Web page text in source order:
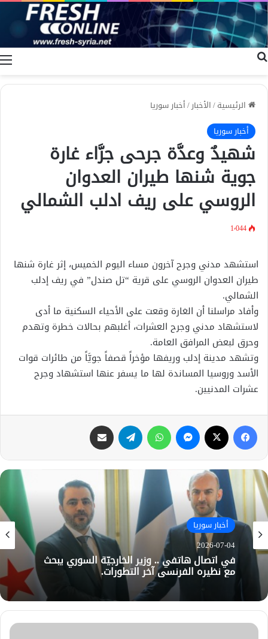
الرئيسية/الأخبار/أخبار سوريا
أخبار سوريا
شهيدٌ وعدَّة جرحى جرَّاء غارة
جوية شنها طيران العدوان
الروسي على ريف ادلب الشمالي
1٬044
استشهد مدني وجرح آخرون مساء اليوم الخميس، إثر غارة شنها
طيران العدوان الروسي على قرية “تل صندل” في ريف إدلب
الشمالي.
وأفاد مراسلنا أن الغارة وقعت على الأحياء السكنية ما أدى
لاستشهاد مدني وجرح العشرات، أغلبهم بحالات خطرة وتهدم
وحرق لبعض المرافق العامة.
وتشهد مدينة إدلب وريفها مؤخراً قصفاً جويَّاً من طائرات قوات
الأسد وروسيا المساندة لها ما يسفر عنها استشهاد وجرح
عشرات المدنيين.
فيسبوك ماسنجر واتساب تيلقرام
أخبار سوريا
2026-07-04
في اتصال هاتفي .. وزير الخارجيّة السوري يبحث
مع نظيره الفرنسي آخر التطورات.